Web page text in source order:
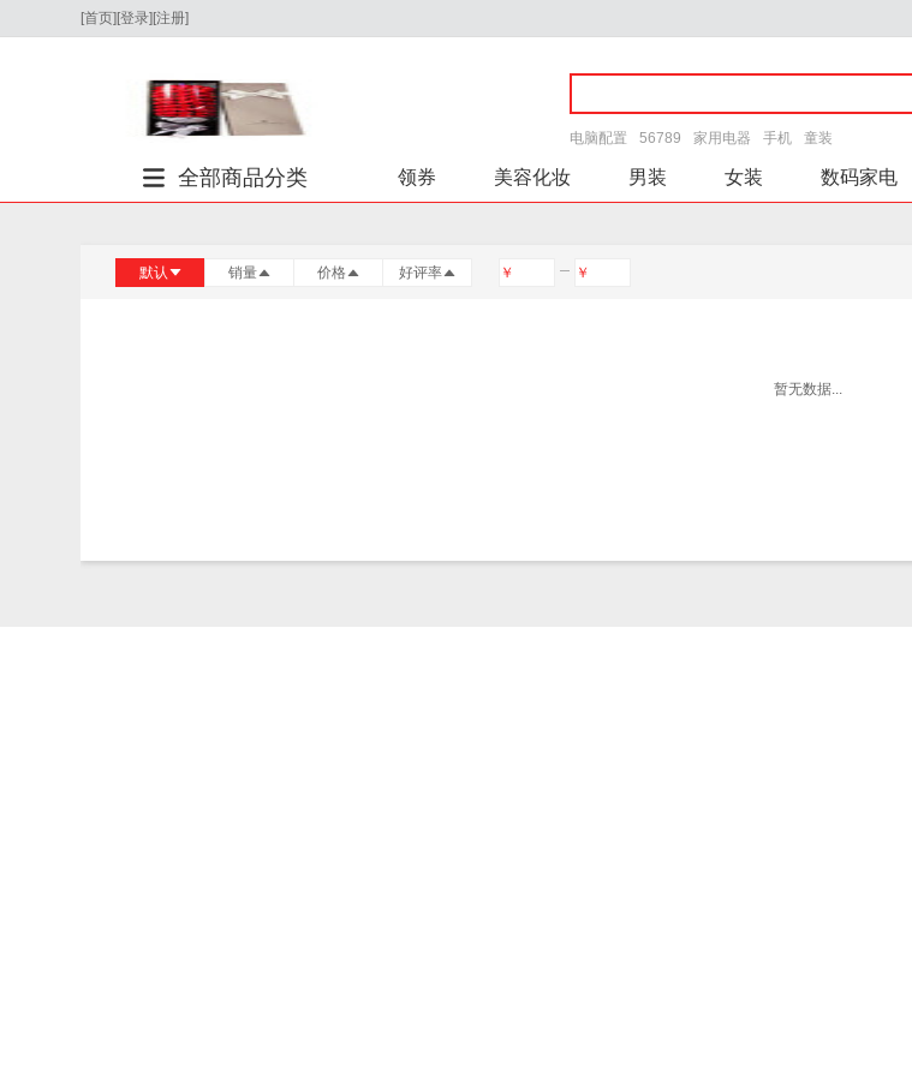
[首页] [登录][注册]
电脑配置 56789 家用电器 手机 童装
全部商品分类 领券 美容化妆 男装 女装 数码家电
默认 销量 价格 好评率 ￥ ￥
暂无数据...